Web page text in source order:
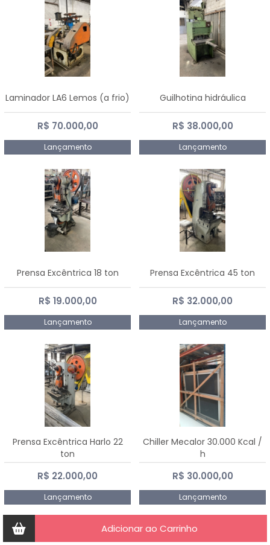
Laminador LA6 Lemos (a frio)
R$ 70.000,00
Lançamento
Guilhotina hidráulica
R$ 38.000,00
Lançamento
Prensa Excêntrica 18 ton
R$ 19.000,00
Lançamento
Prensa Excêntrica 45 ton
R$ 32.000,00
Lançamento
Prensa Excêntrica Harlo 22
ton
R$ 22.000,00
Lançamento
Chiller Mecalor 30.000 Kcal /
h
R$ 30.000,00
Lançamento
Adicionar ao Carrinho